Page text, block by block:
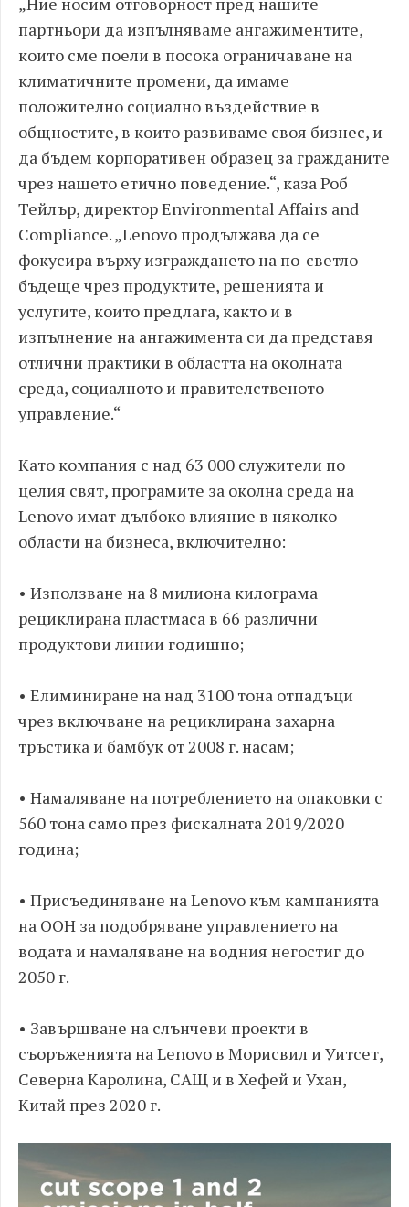
партньори да изпълняваме ангажиментите,
които сме поели в посока ограничаване на
климатичните промени, да имаме
положително социално въздействие в
общностите, в които развиваме своя бизнес, и
да бъдем корпоративен образец за гражданите
чрез нашето етично поведение.“, каза Роб
Тейлър, директор Environmental Affairs and
Compliance. „Lenovo продължава да се
фокусира върху изграждането на по-светло
бъдеще чрез продуктите, решенията и
услугите, които предлага, както и в
изпълнение на ангажимента си да представя
отлични практики в областта на околната
среда, социалното и правителственото
управление.“
Като компания с над 63 000 служители по
целия свят, програмите за околна среда на
Lenovo имат дълбоко влияние в няколко
области на бизнеса, включително:
• Използване на 8 милиона килограма
рециклирана пластмаса в 66 различни
продуктови линии годишно;
• Елиминиране на над 3100 тона отпадъци
чрез включване на рециклирана захарна
тръстика и бамбук от 2008 г. насам;
• Намаляване на потреблението на опаковки с
560 тона само през фискалната 2019/2020
година;
• Присъединяване на Lenovo към кампанията
на ООН за подобряване управлението на
водата и намаляване на водния негостиг до
2050 г.
• Завършване на слънчеви проекти в
съоръженията на Lenovo в Морисвил и Уитсет,
Северна Каролина, САЩ и в Хефей и Ухан,
Китай през 2020 г.